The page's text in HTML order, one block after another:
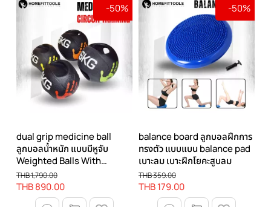
-50%
dual grip medicine ball
ลูกบอลน้ำหนัก แบบมีหูจับ
Weighted Balls With
Handles เวทบอล ฟิตเนสบอล
Circuit Training
THB 890.00
THB 1,790.00
-50%
balance board ลูกบอลฝึกการ
ทรงตัว แบบแบน balance pad
เบาะลม เบาะฝึกโยคะสูบลม
THB 179.00
THB 359.00